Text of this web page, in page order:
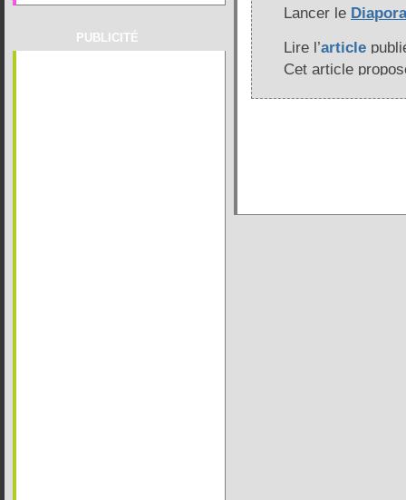
PUBLICITÉ
Lancer le
Lire l’article
Cet article